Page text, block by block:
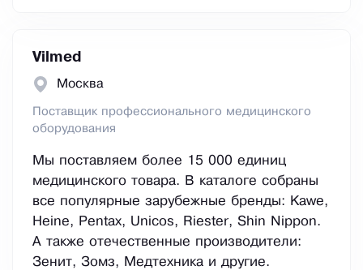
Vilmed
Москва
Поставщик профессионального медицинского
оборудования
Мы поставляем более 15 000 единиц
медицинского товара. В каталоге собраны
все популярные зарубежные бренды: Kawe,
Heine, Pentax, Unicos, Riester, Shin Nippon.
А также отечественные производители:
Зенит, Зомз, Медтехника и другие.